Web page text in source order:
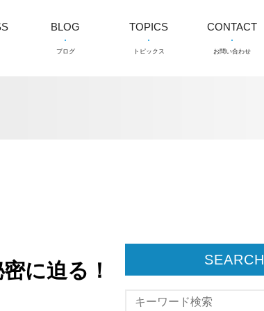
BLOG
ブログ
TOPICS
トピックス
CONTACT
お問い合わせ
に迫る！
SEARCH